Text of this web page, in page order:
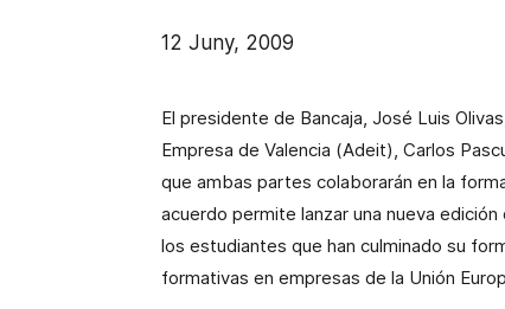
12 Juny, 2009
El presidente de Bancaja, José Luis
Empresa de Valencia (Adeit), Carlos
que ambas partes colaborarán en la
acuerdo permite lanzar una nueva
los estudiantes que han culminado su
formativas en empresas de la Unión